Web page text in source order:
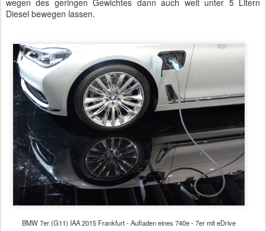
wegen des geringen Gewichtes dann auch weit unter 5 Litern
Diesel bewegen lassen.
BMW 7er (G11) IAA 2015 Frankfurt - Aufladen eines 740e - 7er mit eDrive